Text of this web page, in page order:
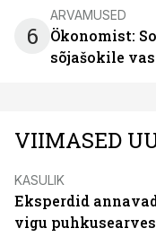
6
ARVAMUSED
Ökonomist:
sõjašokile
VIIMASED
KASULIK
Eksperdid
vigu